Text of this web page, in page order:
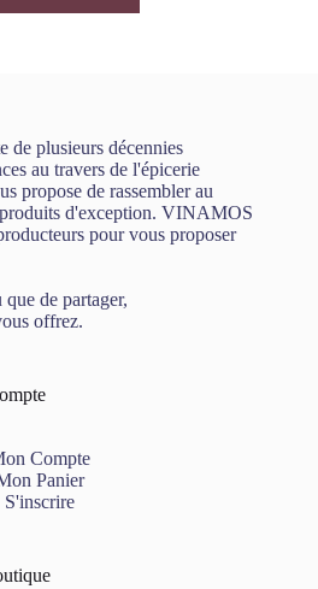
plusieurs décennies
au travers de l'épicerie
propose de rassembler au
d'exception. VINAMOS
pour vous proposer
de partager,
offrez.
Compte
Panier
S'inscrire